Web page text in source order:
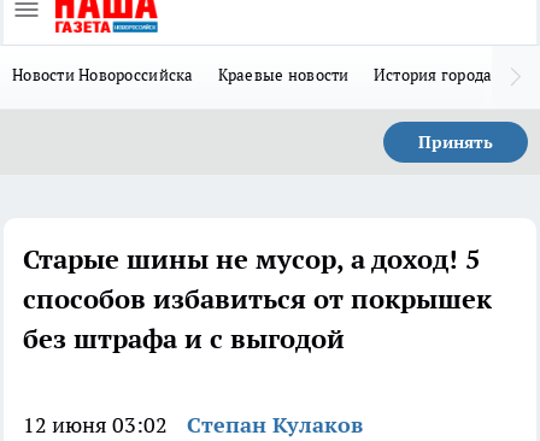
Новости Новороссийска Краевые новости История города Н
Принять
Старые шины не мусор, а доход! 5
способов избавиться от покрышек
без штрафа и с выгодой
12 июня 03:02 Степан Кулаков